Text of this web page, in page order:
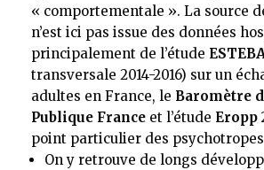
« comportementale ». La source
n’est ici pas issue des données
principalement de l’étude
transversale 2014-2016) sur un
adultes en France, le Baromètre
Publique France et l’étude Eropp
point particulier des
On y retrouve de longs